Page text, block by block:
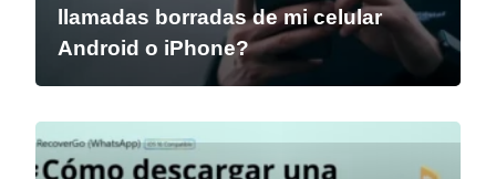
llamadas borradas de mi celular
Android o iPhone?